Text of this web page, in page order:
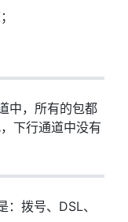
中，所有的包都
下行通道中没有
拨号、DSL、